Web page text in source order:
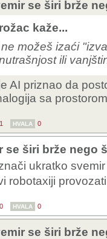
se širi brže
kaže...
ne možeš izaći
ili
AI priznao da
sa
1 HVALA 0
se širi brže nego
ukratko
robotaxiji
0 HVALA 0
se širi brže